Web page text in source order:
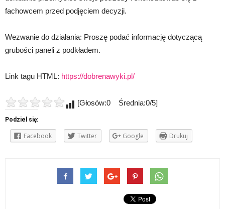
fachowcem przed podjęciem decyzji.
Wezwanie do działania: Proszę podać informację dotyczącą
grubości paneli z podkładem.
Link tagu HTML: https://dobrenawyki.pl/
[Głosów:0 Średnia:0/5]
Podziel się:
Facebook Twitter Google Drukuj